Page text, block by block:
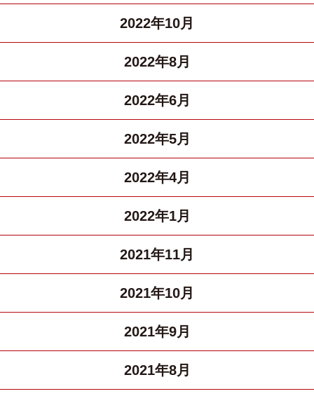
2022年10月
2022年8月
2022年6月
2022年5月
2022年4月
2022年1月
2021年11月
2021年10月
2021年9月
2021年8月